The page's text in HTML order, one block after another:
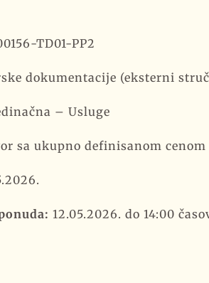
TD01-PP2
dokumentacije (eksterni
– Usluge
sa ukupno definisanom cenom
12.05.2026. do 14:00